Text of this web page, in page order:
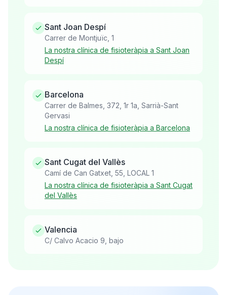
Sant Joan Despí
Carrer de Montjuïc, 1
La nostra clínica de fisioteràpia a Sant Joan
Despí
Barcelona
Carrer de Balmes, 372, 1r 1a, Sarrià-Sant
Gervasi
La nostra clínica de fisioteràpia a Barcelona
Sant Cugat del Vallès
Camí de Can Gatxet, 55, LOCAL 1
La nostra clínica de fisioteràpia a Sant Cugat
del Vallès
Valencia
C/ Calvo Acacio 9, bajo